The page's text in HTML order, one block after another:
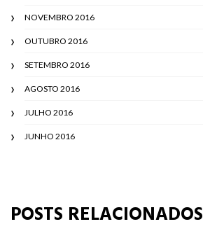
NOVEMBRO 2016
OUTUBRO 2016
SETEMBRO 2016
AGOSTO 2016
JULHO 2016
JUNHO 2016
POSTS RELACIONADOS